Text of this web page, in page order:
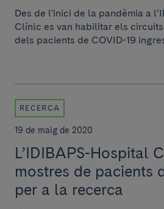
Des de l'inici de la pandèmia a
Clínic es van habilitar els
dels pacients de COVID-19
RECERCA
19 de maig de 2020
L’IDIBAPS-Hospital
mostres de pacients
per a la recerca